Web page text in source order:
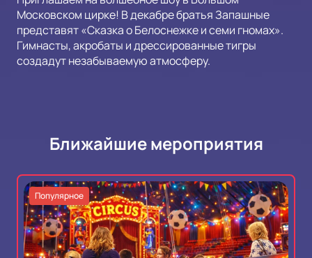
Московском цирке! В декабре братья Запашные
представят «Сказка о Белоснежке и семи гномах».
Гимнасты, акробаты и дрессированные тигры
создадут незабываемую атмосферу.
Ближайшие мероприятия
Популярное